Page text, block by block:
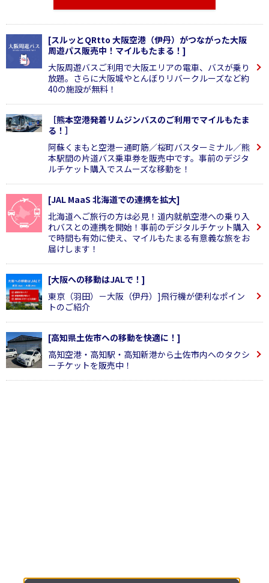
[スルッとQRtto 大阪空港（伊丹）がつながった大阪
周遊パス販売中！マイルもたまる！]
大阪周遊バスご利用で大阪エリアの電車、バスが乗り
放題。さらに大阪城やとんぼりリバークルーズなど約
40の施設が無料！
［熊本空港発着リムジンバスのご利用でマイルもたま
る！］
阿蘇くまもと空港ー通町筋／桜町バスターミナル／熊
本駅間の片道バス乗車券を販売中です。事前のデジタ
ルチケット購入でスムーズな移動を！
[JAL MaaS 北海道での連携を拡大]
北海道へご旅行の方は必見！道内就航空港への乗り入
れバスとの連携を開始！事前のデジタルチケット購入
で時間も有効に使え、マイルもたまる有意義な旅をお
届けします！
[大阪への移動はJALで！]
東京（羽田）－大阪（伊丹）]飛行機が便利なポイン
トのご紹介
[高知県土佐市への移動を快適に！]
高知空港・高知駅・高知新港から土佐市内へのタクシ
ーチケットを販売中！